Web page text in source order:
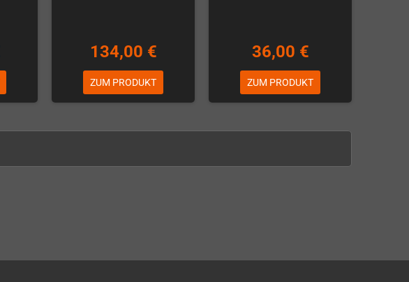
134,00 €
ZUM PRODUKT
36,00 €
ZUM PRODUKT